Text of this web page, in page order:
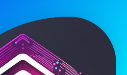
05/02/2025